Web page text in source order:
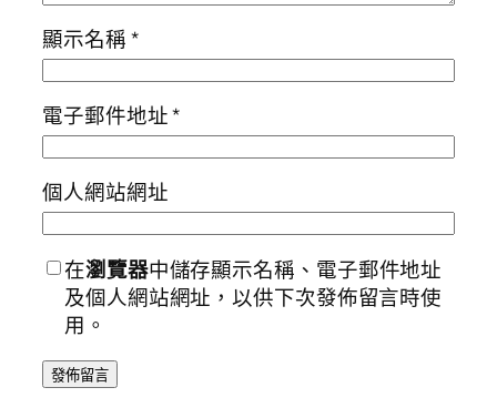
顯示名稱*
電子郵件地址*
個人網站網址
在瀏覽器中儲存顯示名稱、電子郵件地址
及個人網站網址，以供下次發佈留言時使
用。